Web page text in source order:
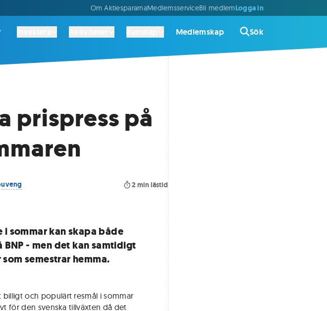
Om AktiespararnaMedlemsserviceBli medlemLogga in
Medlemskap Sök
prispress på
2 min lästid
sommar kan skapa både
- men det kan samtidigt
semestrar hemma.
billigt och populärt resmål i sommar
för den svenska tillväxten då det